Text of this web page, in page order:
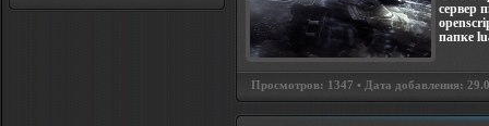
сервер
папке
Просмотров: 1347 • Дата добавления: